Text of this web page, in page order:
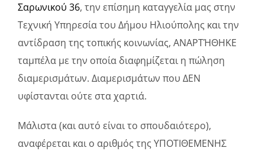
Σαρωνικού 36, την επίσημη καταγγελία μας στην
Τεχνική Υπηρεσία του Δήμου Ηλιούπολης και την
αντίδραση της τοπικής κοινωνίας, ΑΝΑΡΤΉΘΗΚΕ
ταμπέλα με την οποία διαφημίζεται η πώληση
διαμερισμάτων. Διαμερισμάτων που ΔΕΝ
υφίστανται ούτε στα χαρτιά.
Μάλιστα (και αυτό είναι το σπουδαιότερο),
αναφέρεται και ο αριθμός της ΥΠΟΤΙΘΕΜΕΝΗΣ